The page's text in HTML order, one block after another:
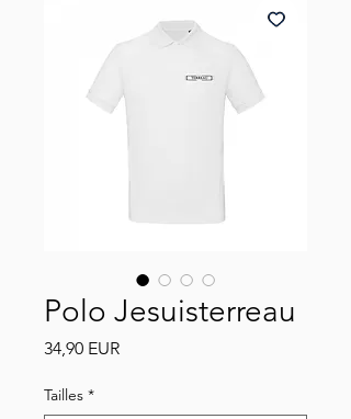
Polo Jesuisterreau
34,90 EURÁr
Tailles *